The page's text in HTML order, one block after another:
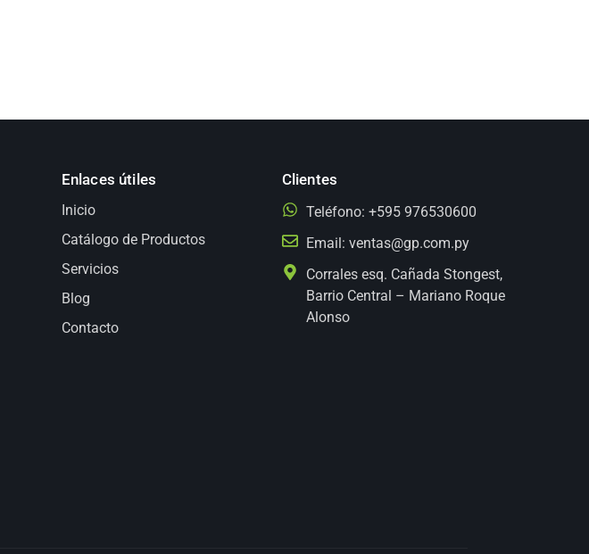
Enlaces útiles
Inicio
Catálogo de Productos
Servicios
Blog
Contacto
Clientes
Teléfono: +595 976530600
Email:ventas@gp.com.py
Corrales esq. Cañada Stongest,
Barrio Central – Mariano Roque
Alonso